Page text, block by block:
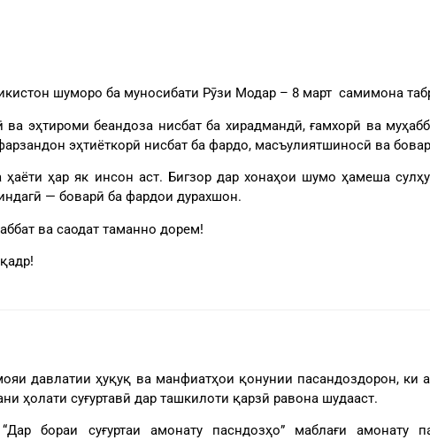
шуморо ба муносибати Рӯзи Модар – 8 март самимона
ва эҳтироми беандоза нисбат ба хирадмандӣ, ғамхорӣ ва
эҳтиёткорӣ нисбат ба фардо, масъулиятшиносӣ ва
ҳаёти ҳар як инсон аст. Бигзор дар хонаҳои шумо ҳамеша
— боварӣ ба фардои дурахшон.
ва саодат таманно дорем!
давлатии ҳуқуқ ва манфиатҳои қонунии пасандоздорон, ки
ҳолати суғуртавӣ дар ташкилоти қарзӣ равона шудааст.
бораи суғуртаи амонату пасндозҳо” маблағи амонату